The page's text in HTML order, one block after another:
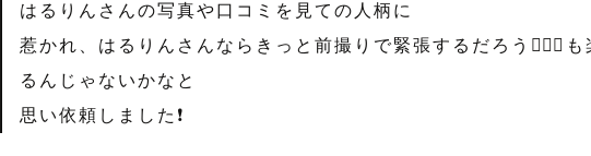
はるりんさんの写真や口コミを見ての人柄に
惹かれ、はるりんさんならきっと前撮りで緊張するだろう🤵🏻‍♂️も
るんじゃないかなと
思い依頼しました❗️